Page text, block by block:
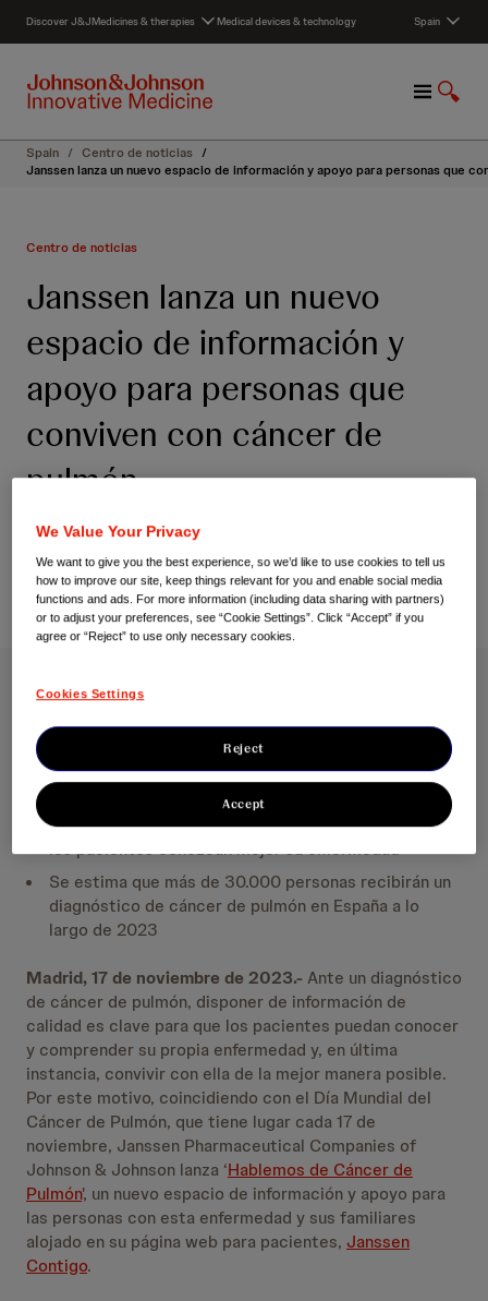
c
Discover J&JMedicines & therapies Medical devices & technology Spain
M
n
u
S
o
w
Spain / Centro de noticias /
Janssen lanza un nuevo espacio de información y apoyo para personas que
Centro de noticias
Janssen lanza un nuevo
espacio de información y
apoyo para personas que
conviven con cáncer de
pulmón
17 de noviembre de 2023
Día Mundial del Cáncer de Pulmón, 17 de noviembre
Janssen lanza un nuevo espacio de información y apoyo
para personas que conviven con cáncer de pulmón
‘Hablemos de cáncer de pulmón’ cuenta con
información, testimonios y consejos útiles para que
los pacientes conozcan mejor su enfermedad
Se estima que más de 30.000 personas recibirán un
diagnóstico de cáncer de pulmón en España a lo
largo de 2023
Madrid, 17 de noviembre de 2023.-Ante un diagnóstico
de cáncer de pulmón, disponer de información de
calidad es clave para que los pacientes puedan conocer
y comprender su propia enfermedad y, en última
instancia, convivir con ella de la mejor manera posible.
Por este motivo, coincidiendo con el Día Mundial del
Cáncer de Pulmón, que tiene lugar cada 17 de
noviembre, Janssen Pharmaceutical Companies of
Johnson & Johnson lanza ‘Hablemos de Cáncer de
Pulmón', un nuevo espacio de información y apoyo para
las personas con esta enfermedad y sus familiares
alojado en su página web para pacientes, Janssen
Contigo.
We Value Your Privacy
We want to give you the best experience, so we’d like to use cookies to tell us
how to improve our site, keep things relevant for you and enable social media
functions and ads. For more information (including data sharing with partners)
or to adjust your preferences, see “Cookie Settings”. Click “Accept” if you
agree or “Reject” to use only necessary cookies.
Cookies Settings
Reject
Accept